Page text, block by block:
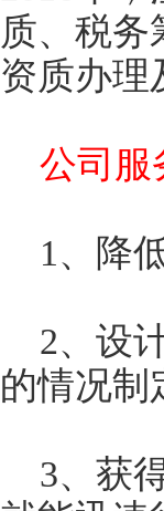
质、税
资质办理
公司服
1、降
2、设
的情况制
3、获